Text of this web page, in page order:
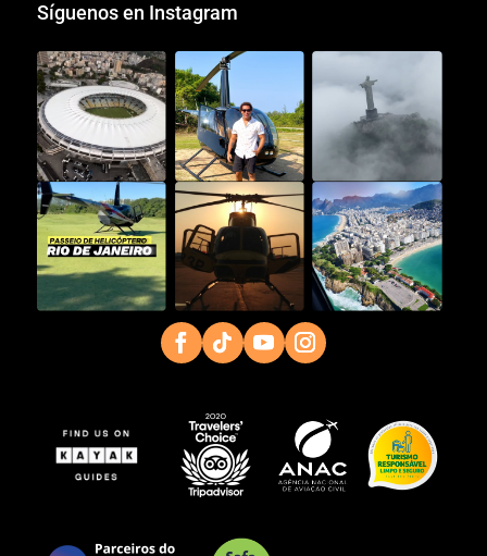
Síguenos en Instagram